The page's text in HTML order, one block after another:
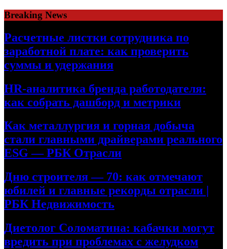
Skip
to
content
Breaking News
Расчетные листки сотрудника по
заработной плате: как проверить
суммы и удержания
HR-аналитика бренда работодателя:
как собрать дашборд и метрики
Как металлургия и горная добыча
стали главными драйверами реального
ESG — РБК Отрасли
Дню строителя — 70: как отмечают
юбилей и главные рекорды отрасли |
РБК Недвижимость
Диетолог Соломатина: кабачки могут
вредить при проблемах с желудком